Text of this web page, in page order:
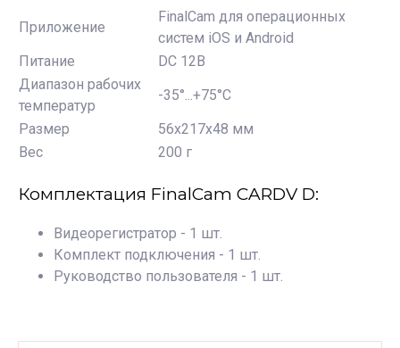
Приложение
FinalCam для операционных
систем iOS и Android
Питание
DC 12В
Диапазон рабочих
температур
-35°...+75°С
Размер
56х217х48 мм
Вес
200 г
Комплектация FinalCam CARDV D:
Видеорегистратор - 1 шт.
Комплект подключения - 1 шт.
Руководство пользователя - 1 шт.